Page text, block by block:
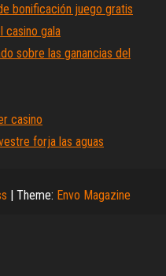
bonificación juego gratis
casino gala
sobre las ganancias del
casino
forja las aguas
| Theme: Envo Magazine